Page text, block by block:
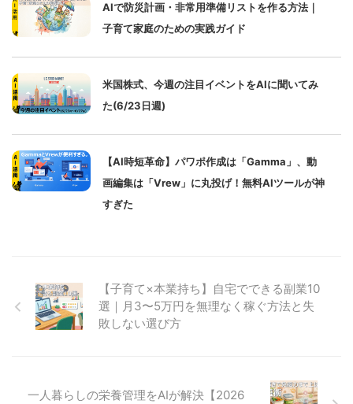
AIで防災計画・非常用準備リストを作る方法｜
子育て家庭のための実践ガイド
米国株式、今週の注目イベントをAIに聞いてみ
た(6/23日週)
【AI時短革命】パワポ作成は「Gamma」、動
画編集は「Vrew」に丸投げ！無料AIツールが神
すぎた
【子育て×本業持ち】自宅でできる副業10
選｜月3〜5万円を無理なく稼ぐ方法と失
敗しない選び方
一人暮らしの栄養管理をAIが解決【2026